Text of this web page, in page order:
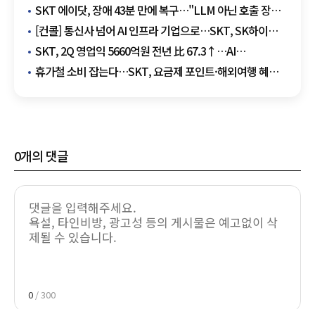
SKT 에이닷, 장애 43분 만에 복구…"LLM 아닌 호출 장비
오류"
[컨콜] 통신사 넘어 AI 인프라 기업으로…SKT, SK하이퍼
앞세워 데이터센터 주도권 경쟁
SKT, 2Q 영업익 5660억원 전년 比 67.3↑…AI
데이터센터가 만든 새 성장축
휴가철 소비 잡는다…SKT, 요금제 포인트·해외여행 혜택
0개의 댓글
0 / 300